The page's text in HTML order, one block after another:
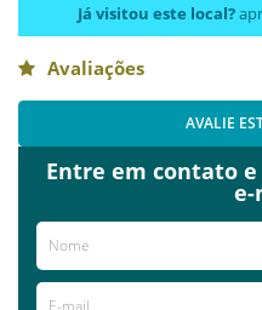
Já visitou este local?
Avaliações
AVALIE
Entre em contato
e-